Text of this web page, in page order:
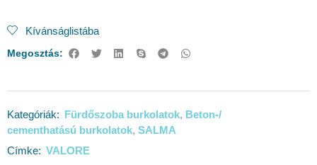
Kívánságlistába
Megosztás:
Kategóriák: Fürdőszoba burkolatok, Beton-/
cementhatású burkolatok, SALMA
Címke: VALORE